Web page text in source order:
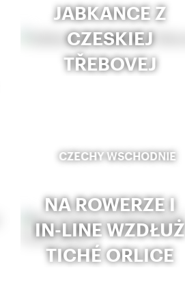
JABKANCE Z
CZESKIEJ
TŘEBOVEJ
CZECHY WSCHODNIE
NA ROWERZE I
IN-LINE WZDŁUŻ
TICHÉ ORLICE